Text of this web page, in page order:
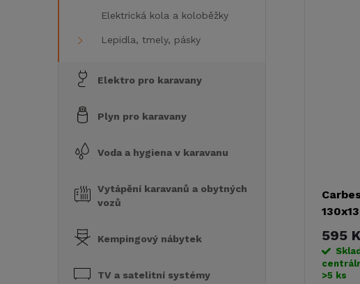
Elektrická kola a koloběžky
Lepidla, tmely, pásky
Elektro pro karavany
Plyn pro karavany
Voda a hygiena v karavanu
Vytápění karavanů a obytných
vozů
Kempingový nábytek
TV a satelitní systémy
595
>5 ks